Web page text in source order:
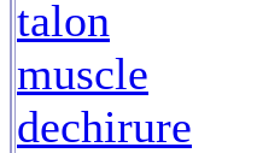
talon
muscle
dechirure